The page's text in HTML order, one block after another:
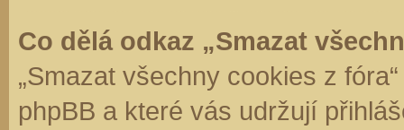
Co dělá odkaz „Smazat
„Smazat všechny cookies z
phpBB a které vás udržují